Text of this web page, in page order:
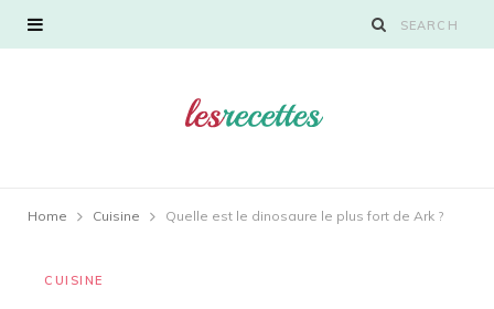
Home Cuisine Quelle est le dinosaure le plus fort de Ark ?
CUISINE